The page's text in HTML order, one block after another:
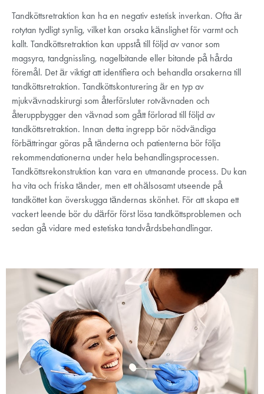
Tandköttsretraktion kan ha en negativ estetisk inverkan. Ofta är
rotytan tydligt synlig, vilket kan orsaka känslighet för varmt och
kallt. Tandköttsretraktion kan uppstå till följd av vanor som
magsyra, tandgnissling, nagelbitande eller bitande på hårda
föremål. Det är viktigt att identifiera och behandla orsakerna till
tandköttsretraktion. Tandköttskonturering är en typ av
mjukvävnadskirurgi som återförsluter rotvävnaden och
återuppbygger den vävnad som gått förlorad till följd av
tandköttsretraktion. Innan detta ingrepp bör nödvändiga
förbättringar göras på tänderna och patienterna bör följa
rekommendationerna under hela behandlingsprocessen.
Tandköttsrekonstruktion kan vara en utmanande process. Du kan
ha vita och friska tänder, men ett ohälsosamt utseende på
tandköttet kan överskugga tändernas skönhet. För att skapa ett
vackert leende bör du därför först lösa tandköttsproblemen och
sedan gå vidare med estetiska tandvårdsbehandlingar.